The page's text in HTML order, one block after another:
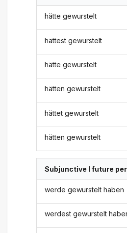
hätte gewurstelt
hättest gewurstelt
hätte gewurstelt
hätten gewurstelt
hättet gewurstelt
hätten gewurstelt
Subjunctive I future
werde gewurstelt haben
werdest gewurstelt